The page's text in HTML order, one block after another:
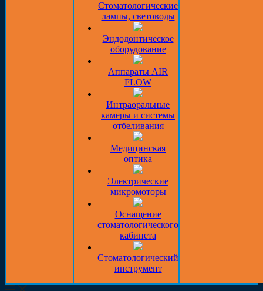
Стоматологические
лампы, световоды
Эндодонтическое
оборудование
Аппараты AIR
FLOW
Интраоральные
камеры и системы
отбеливания
Медицинская
оптика
Электрические
микромоторы
Оснащение
стоматологического
кабинета
Стоматологический
инструмент